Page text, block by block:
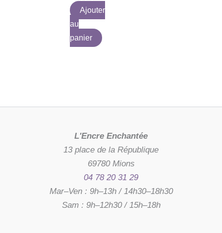
Ajouter
au
panier
L'Encre Enchantée
13 place de la République
69780 Mions
04 78 20 31 29
Mar–Ven : 9h–13h / 14h30–18h30
Sam : 9h–12h30 / 15h–18h